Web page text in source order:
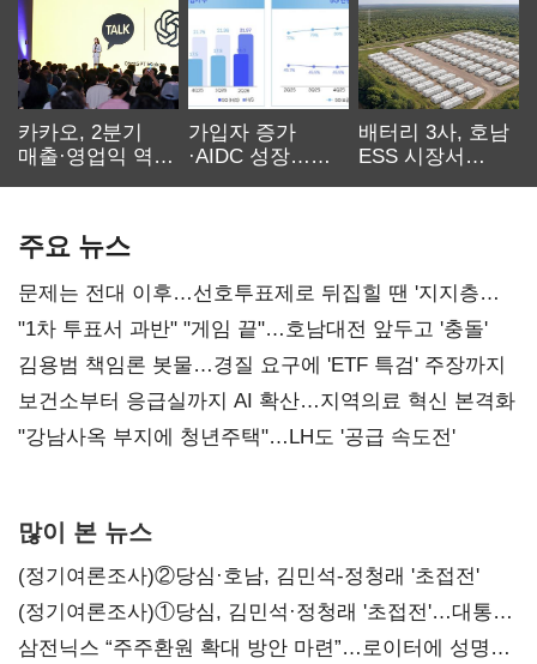
카카오, 2분기
매출·영업익 역대
가입자 증가
·AIDC 성장…
배터리 3사, 호남
ESS 시장서
주요 뉴스
문제는 전대 이후…선호투표제로 뒤집힐 땐 '지지층
불복'
"1차 투표서 과반" "게임 끝"…호남대전 앞두고 '충돌'
김용범 책임론 봇물…경질 요구에 'ETF 특검' 주장까지
보건소부터 응급실까지 AI 확산…지역의료 혁신 본격화
"강남사옥 부지에 청년주택"…LH도 '공급 속도전'
많이 본 뉴스
(정기여론조사)②당심·호남, 김민석-정청래 '초접전'
(정기여론조사)①당심, 김민석·정청래 '초접전'…대통령
지지도 '50% 아래로'(종합)
삼전닉스 “주주환원 확대 방안 마련”…로이터에 성명